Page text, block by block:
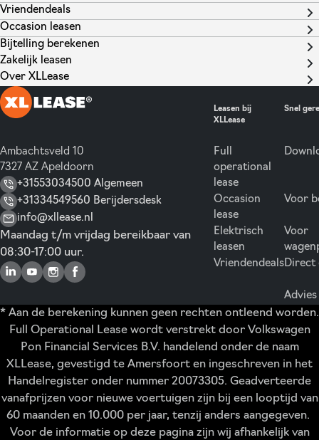
Vriendendeals
Occasion leasen
Bijtelling berekenen
Zakelijk leasen
Over XLLease
Ambachtsveld 10
7327 AZ Apeldoorn
+31553034500 Algemeen
+31334549560 Berijdersdesk
info@xllease.nl
Maandag t/m vrijdag bereikbaar van
08:30-17:00 uur.
Leasen bij
XLLease
Full
operational
lease
Occasion
lease
Elektrisch
leasen
Vriendendeals
Snel
Voor
Voor
Direct
* Aan de berekening kunnen geen rechten ontleend worden.
Full Operational Lease wordt verstrekt door Volkswagen
Pon Financial Services B.V. handelend onder de naam
XLLease, gevestigd te Amersfoort en ingeschreven in het
Handelregister onder nummer 20073305. Geadverteerde
vanafprijzen voor nieuwe voertuigen zijn bij een looptijd van
60 maanden en 10.000 per jaar, tenzij anders aangegeven.
Voor de informatie op deze pagina zijn wij afhankelijk van